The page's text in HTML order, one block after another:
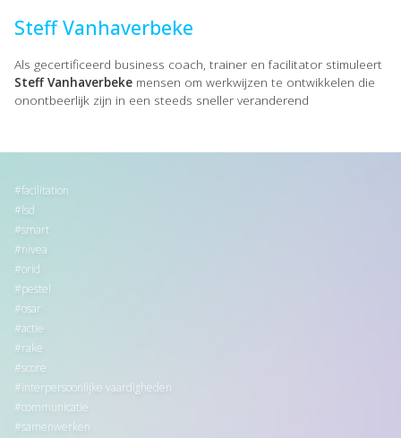
Steff Vanhaverbeke
Als gecertificeerd business coach, trainer en facilitator stimuleert
Steff Vanhaverbeke mensen om werkwijzen te ontwikkelen die
onontbeerlijk zijn in een steeds sneller veranderend
facilitation
lsd
smart
nivea
orid
pestel
osar
actie
rake
score
interpersoonlijke vaardigheden
communicatie
samenwerken